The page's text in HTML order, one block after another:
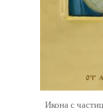
Икона с